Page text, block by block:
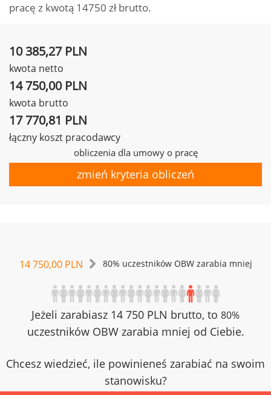
pracę z kwotą 14750 zł brutto.
10 385,27 PLN
kwota netto
14 750,00 PLN
kwota brutto
17 770,81 PLN
łączny koszt pracodawcy
obliczenia dla umowy o pracę
zmień kryteria obliczeń
14 750,00 PLN 80% uczestników OBW zarabia mniej
Jeżeli zarabiasz 14 750 PLN brutto, to 80%
uczestników OBW zarabia mniej od Ciebie.
Chcesz wiedzieć, ile powinieneś zarabiać na swoim
stanowisku?